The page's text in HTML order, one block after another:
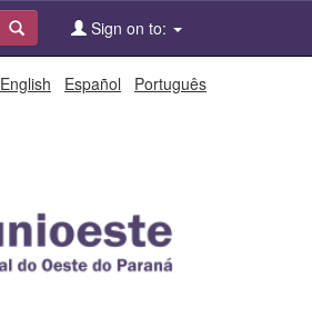
Sign on to:
English Español Português